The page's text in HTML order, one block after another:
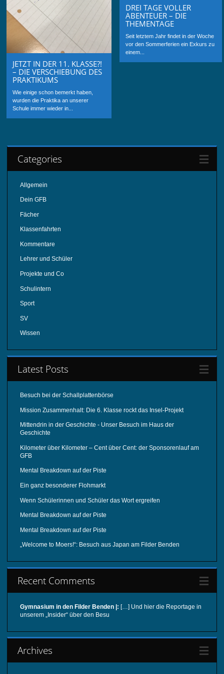
JETZT IN DER 11. KLASSE?!
– DIE VERSCHIEBUNG DES
PRAKTIKUMS
Wie einige schon bemerkt haben,
wurden die Praktika an unserer
Schule immer wieder in...
DREI TAGE VOLLER
ABENTEUER – DIE
THEMENTAGE
Seit letztem Jahr findet in der Woche
vor den Sommerferien ein Exkurs zu
einem...
Categories
Allgemein
Dein GFB
Fächer
Klassenfahrten
Kommentare
Lehrer und Schüler
Projekte und Co
Schulintern
Sport
SV
Wissen
Latest Posts
Besuch bei der Schallplattenbörse
Mission Zusammenhalt: Die 6. Klasse rockt das Insel-Projekt
Mittendrin in der Geschichte - Unser Besuch im Haus der
Geschichte
Kilometer über Kilometer – Cent über Cent: der Sponsorenlauf am
GFB
Mental Breakdown auf der Piste
Ein ganz besonderer Flohmarkt
Wenn Schülerinnen und Schüler das Wort ergreifen
Mental Breakdown auf der Piste
Mental Breakdown auf der Piste
„Welcome to Moers!“: Besuch aus Japan am Filder Benden
Recent Comments
Gymnasium in den Filder Benden |: […] Und hier die Reportage in
unserem „Insider“ über den Besu
Archives